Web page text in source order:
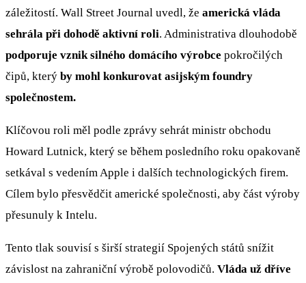
záležitostí. Wall Street Journal uvedl, že americká vláda
sehrála při dohodě aktivní roli. Administrativa dlouhodobě
podporuje vznik silného domácího výrobce pokročilých
čipů, který by mohl konkurovat asijským foundry
společnostem.
Klíčovou roli měl podle zprávy sehrát ministr obchodu
Howard Lutnick, který se během posledního roku opakovaně
setkával s vedením Apple i dalších technologických firem.
Cílem bylo přesvědčit americké společnosti, aby část výroby
přesunuly k Intelu.
Tento tlak souvisí s širší strategií Spojených států snížit
závislost na zahraniční výrobě polovodičů. Vláda už dříve